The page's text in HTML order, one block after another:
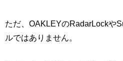
ただ、OAKLEYのRadarLockや
ルではありません。